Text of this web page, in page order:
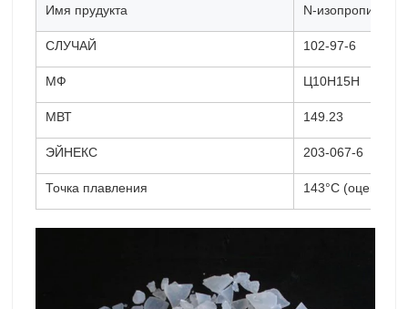
Имя прудукта N-
СЛУЧАЙ 102-97-6
МФ Ц10Н15Н
МВТ 149.23
ЭЙНЕКС 203-067-6
Точка плавления 143°C (оценка)